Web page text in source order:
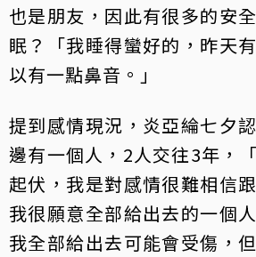
也是朋友，因此有很多的安
眠？「我睡得蠻好的，昨天
以有一點鼻音。」
提到感情現況，炎亞綸七夕
邊有一個人，2人交往3年，
起伏，我是對感情很難相信
我很願意全部給出去的一個
我全部給出去可能會受傷，